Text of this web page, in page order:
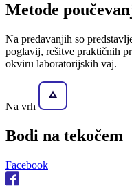
Metode
Na predavanjih so
poglavij, rešitve praktičnih
okviru laboratorijskih vaj.
Na vrh
Bodi na tekočem
Facebook